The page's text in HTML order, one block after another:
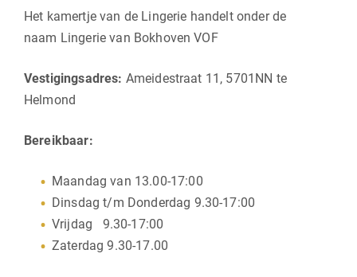
Het kamertje van de Lingerie handelt onder de
naam Lingerie van Bokhoven VOF
Vestigingsadres: Ameidestraat 11, 5701NN te
Helmond
Bereikbaar:
Maandag van 13.00-17:00
Dinsdag t/m Donderdag 9.30-17:00
Vrijdag 9.30-17:00
Zaterdag 9.30-17.00